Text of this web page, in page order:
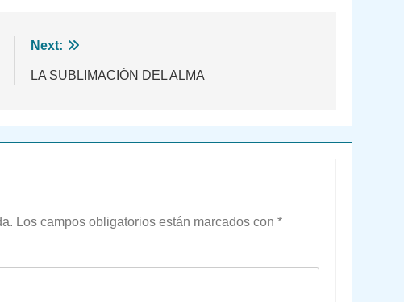
Next:
LA SUBLIMACIÓN DEL ALMA
Los campos obligatorios están marcados con *